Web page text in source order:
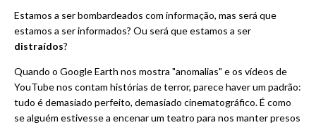
Estamos a ser bombardeados com informação, mas será que
estamos a ser informados? Ou será que estamos a ser
distraídos?
Quando o Google Earth nos mostra "anomalias" e os vídeos de
YouTube nos contam histórias de terror, parece haver um padrão:
tudo é demasiado perfeito, demasiado cinematográfico. É como
se alguém estivesse a encenar um teatro para nos manter presos